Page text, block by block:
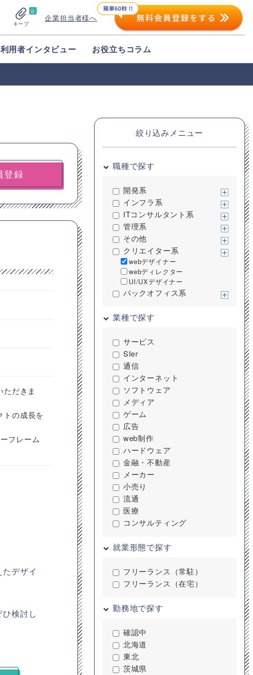
0
キープ
企業担当者様へ
利用者インタビュー お役立ちコラム
登録
だきま
トの成長を
フレーム
デザイ
検討し
絞り込みメニュー
職種で探す
開発系
インフラ系
ITコンサルタント系
管理系
その他
クリエイター系
webデザイナー
webディレクター
UI/UXデザイナー
バックオフィス系
業種で探す
サービス
SIer
通信
インターネット
ソフトウェア
メディア
ゲーム
広告
web制作
ハードウェア
金融・不動産
メーカー
小売り
流通
医療
コンサルティング
就業形態で探す
フリーランス（常駐）
フリーランス（在宅）
勤務地で探す
確認中
北海道
東北
茨城県